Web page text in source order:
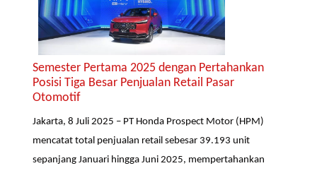
Semester Pertama 2025 dengan Pertahankan
Posisi Tiga Besar Penjualan Retail Pasar
Otomotif
Jakarta, 8 Juli 2025 – PT Honda Prospect Motor (HPM)
mencatat total penjualan retail sebesar 39.193 unit
sepanjang Januari hingga Juni 2025, mempertahankan